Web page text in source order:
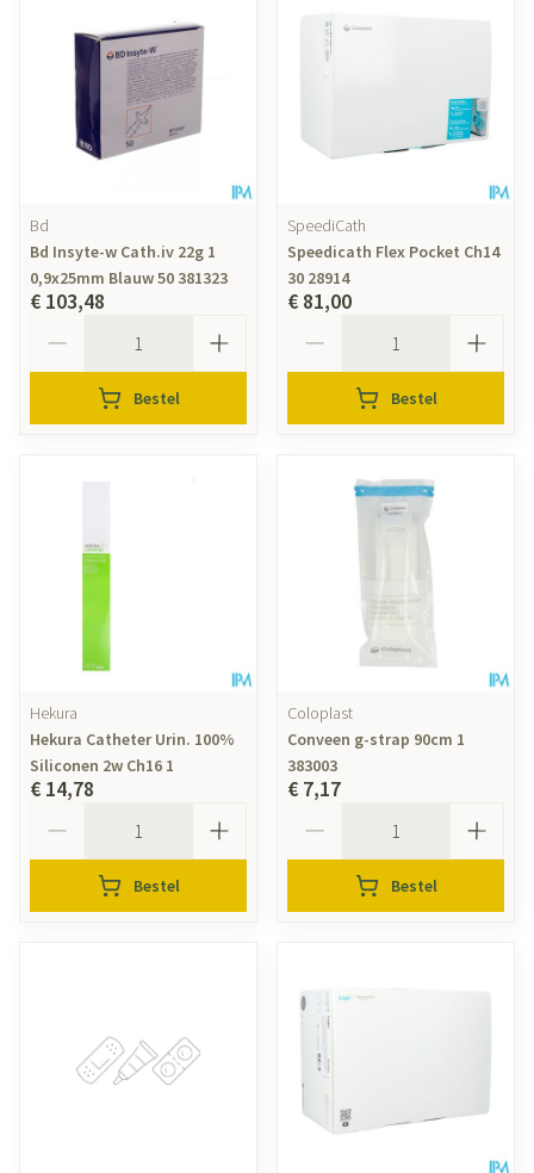
Bd
Bd Insyte-w Cath.iv 22g 1
0,9x25mm Blauw 50 381323
€ 103,48
Bestel
SpeediCath
Speedicath Flex Pocket Ch14
30 28914
€ 81,00
Bestel
Hekura
Hekura Catheter Urin. 100%
Siliconen 2w Ch16 1
€ 14,78
Bestel
Coloplast
Conveen g-strap 90cm 1
383003
€ 7,17
Bestel